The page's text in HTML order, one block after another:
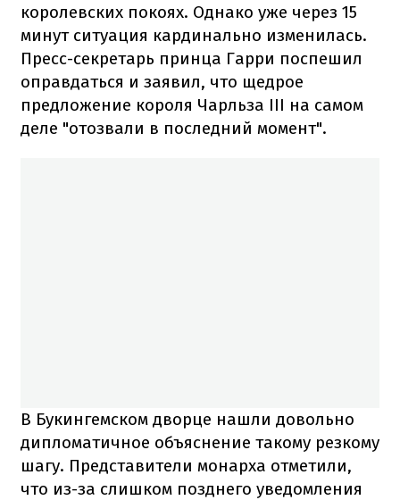
королевских покоях. Однако уже через 15
минут ситуация кардинально изменилась.
Пресс-секретарь принца Гарри поспешил
оправдаться и заявил, что щедрое
предложение короля Чарльза III на самом
деле "отозвали в последний момент".
В Букингемском дворце нашли довольно
дипломатичное объяснение такому резкому
шагу. Представители монарха отметили,
что из-за слишком позднего уведомления